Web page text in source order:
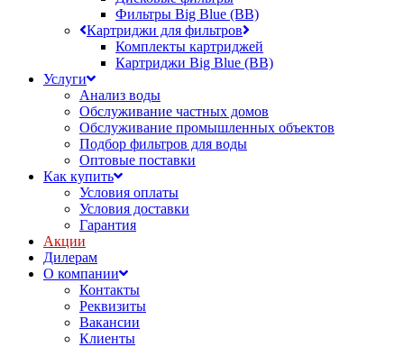
Фильтры Big Blue (BB)
Картриджи для фильтров
Комплекты картриджей
Картриджи Big Blue (BB)
Услуги
Анализ воды
Обслуживание частных домов
Обслуживание промышленных объектов
Подбор фильтров для воды
Оптовые поставки
Как купить
Условия оплаты
Условия доставки
Гарантия
Акции
Дилерам
О компании
Контакты
Реквизиты
Вакансии
Клиенты